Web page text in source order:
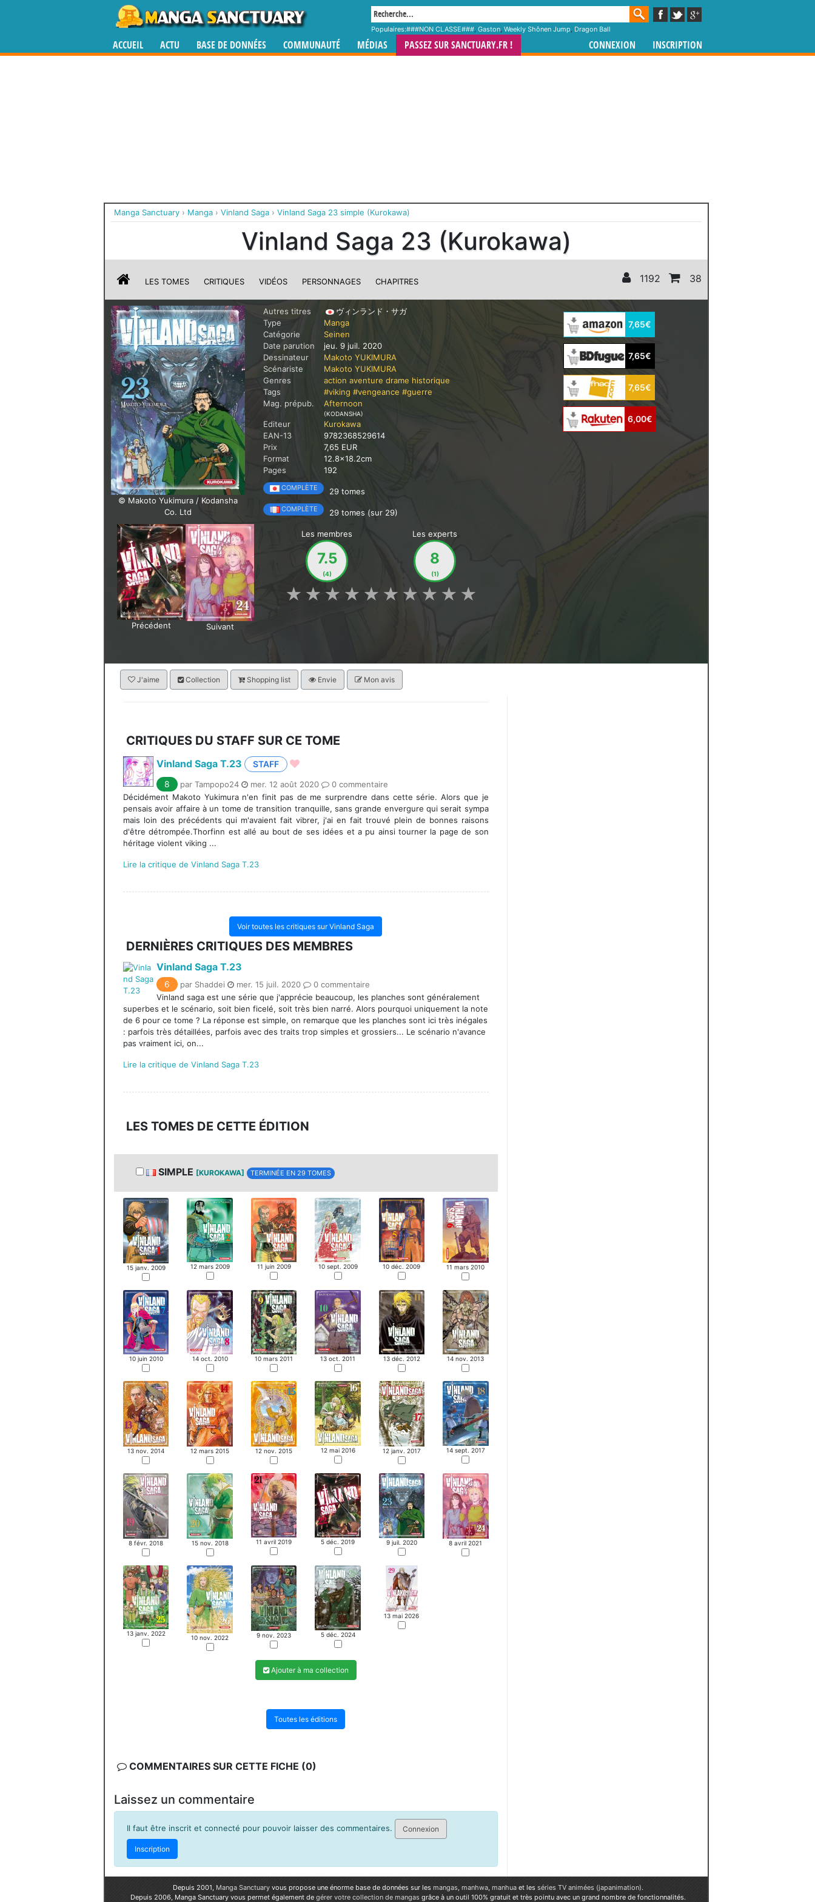
Populaires:###NON CLASSE###, Gaston, Weekly Shônen Jump, Dragon Ball
ACCUEIL ACTU BASE DE DONNÉES COMMUNAUTÉ MÉDIAS PASSEZ SUR SANCTUARY.FR ! CONNEXION INSCRIPTION
Manga Sanctuary › Manga › Vinland Saga › Vinland Saga 23 simple (Kurokawa)
Vinland Saga 23 (Kurokawa)
LES TOMES CRITIQUES VIDÉOS PERSONNAGES CHAPITRES 1192 38
© Makoto Yukimura / Kodansha
Co. Ltd
Précédent Suivant
Autres titres
ヴィンランド・サガ
Type
Manga
Catégorie
Seinen
Date parution
jeu. 9 juil. 2020
Dessinateur
Makoto YUKIMURA
Scénariste
Makoto YUKIMURA
Genres
action aventure drame historique
Tags
#viking #vengeance #guerre
Mag. prépub.
Afternoon
(KODANSHA)
Editeur
Kurokawa
EAN-13
9782368529614
Prix
7,65 EUR
Format
12.8x18.2cm
Pages
192
COMPLÈTE 29 tomes
COMPLÈTE 29 tomes (sur 29)
Les membres
7.5
(4)
Les experts
8
(1)
★
★
★
★
★
★
★
★
★
★
7,65€
7,65€
7,65€
6,00€
J'aime Collection Shopping list Envie Mon avis
CRITIQUES DU STAFF SUR CE TOME
Vinland Saga T.23
STAFF
8
par Tampopo24 mer. 12 août 2020
0 commentaire
Décidément Makoto Yukimura n'en finit pas de me surprendre dans cette série. Alors que je
pensais avoir affaire à un tome de transition tranquille, sans grande envergure qui serait sympa
mais loin des précédents qui m'avaient fait vibrer, j'ai en fait trouvé plein de bonnes raisons
d'être détrompée.Thorfinn est allé au bout de ses idées et a pu ainsi tourner la page de son
héritage violent viking ...
Lire la critique de Vinland Saga T.23
Voir toutes les critiques sur Vinland Saga
DERNIÈRES CRITIQUES DES MEMBRES
Vinland Saga T.23
6 par Shaddei mer. 15 juil. 2020
0 commentaire
Vinland saga est une série que j'apprécie beaucoup, les planches sont généralement
superbes et le scénario, soit bien ficelé, soit très bien narré. Alors pourquoi uniquement la note
de 6 pour ce tome ? La réponse est simple, on remarque que les planches sont ici très inégales
: parfois très détaillées, parfois avec des traits trop simples et grossiers... Le scénario n'avance
pas vraiment ici, on...
Lire la critique de Vinland Saga T.23
LES TOMES DE CETTE ÉDITION
SIMPLE [KUROKAWA] TERMINÉE EN 29 TOMES
15 janv. 2009 12 mars 2009 11 juin 2009 10 sept. 2009 10 déc. 2009 11 mars 2010
10 juin 2010 14 oct. 2010 10 mars 2011 13 oct. 2011 13 déc. 2012 14 nov. 2013
13 nov. 2014 12 mars 2015 12 nov. 2015 12 mai 2016 12 janv. 2017 14 sept. 2017
8 févr. 2018 15 nov. 2018 11 avril 2019 5 déc. 2019 9 juil. 2020 8 avril 2021
13 janv. 2022
10 nov. 2022 9 nov. 2023 5 déc. 2024
13 mai 2026
Ajouter à ma collection
Toutes les éditions
COMMENTAIRES SUR CETTE FICHE (0)
Laissez un commentaire
Il faut être inscrit et connecté pour pouvoir laisser des commentaires. Connexion
Inscription
Depuis 2001, Manga Sanctuary vous propose une énorme base de données sur les mangas manhwa, manhua et les séries TV animées (japanimation).
Depuis 2006, Manga Sanctuary vous permet également de gérer votre collection de mangas grâce à un outil 100% gratuit et très pointu avec un grand nombre de fonctionnalités.